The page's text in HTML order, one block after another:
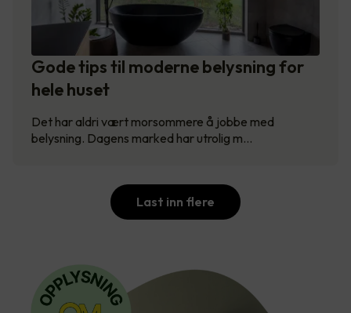
Gode tips til moderne belysning for
hele huset
Det har aldri vært morsommere å jobbe med
belysning. Dagens marked har utrolig m…
Last inn flere